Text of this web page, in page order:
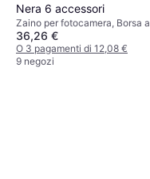
Nera 6 accessori
Zaino per fotocamera, Borsa a
tracolla
36,26 €
O 3 pagamenti di 12,08 €
9 negozi